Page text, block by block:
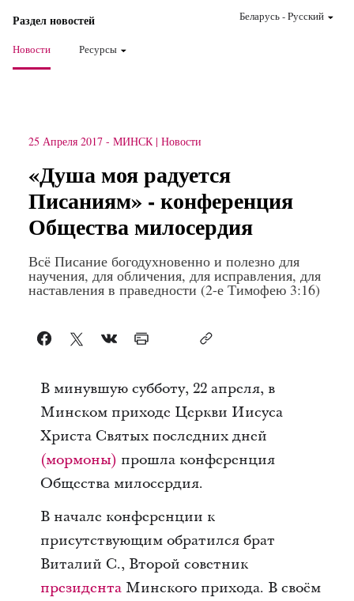
Раздел новостей
Новости Ресурсы
Беларусь-Pусский
25 Апреля 2017 - МИНСК Новости
«Душа моя радуется
Писаниям» - конференция
Общества милосердия
Всё Писание богодухновенно и полезно для
научения, для обличения, для исправления, для
наставления в праведности (2-е Тимофею 3:16)
В минувшую субботу, 22 апреля, в
Минском приходе Церкви Иисуса
Христа Святых последних дней
(мормоны) прошла конференция
Общества милосердия.
В начале конференции к
присутствующим обратился брат
Виталий С., Второй советник
президентаМинского прихода. В своём